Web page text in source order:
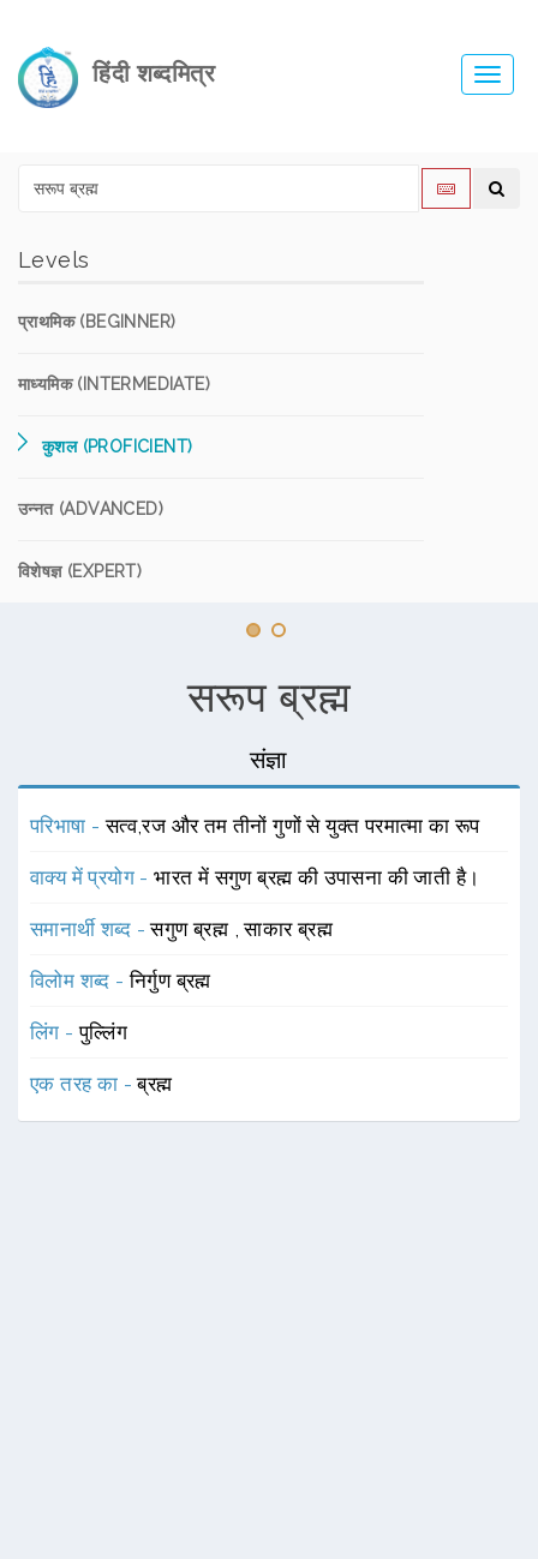
हिंदी शब्दमित्र
Levels
प्राथमिक (BEGINNER)
माध्यमिक (INTERMEDIATE)
कुशल (PROFICIENT)
उन्नत (ADVANCED)
विशेषज्ञ (EXPERT)
सरूप ब्रह्म
संज्ञा
परिभाषा -सत्व,रज और तम तीनों गुणों से युक्त परमात्मा का रूप
वाक्य में प्रयोग -भारत में सगुण ब्रह्म की उपासना की जाती है।
समानार्थी शब्द -सगुण ब्रह्म ,साकार ब्रह्म
विलोम शब्द -निर्गुण ब्रह्म
लिंग -पुल्लिंग
एक तरह का -ब्रह्म